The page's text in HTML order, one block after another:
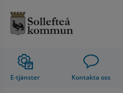
E-tjänster Kontakta oss